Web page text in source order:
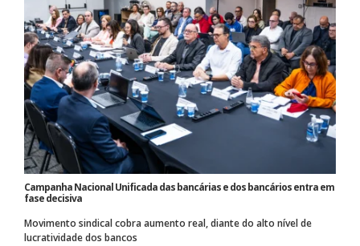
Campanha Nacional Unificada das bancárias e dos bancários entra em
fase decisiva
Movimento sindical cobra aumento real, diante do alto nível de
lucratividade dos bancos